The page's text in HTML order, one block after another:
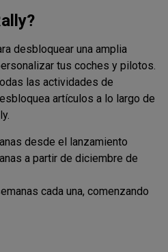
desbloquear una amplia
tus coches y pilotos.
las actividades de
artículos a lo largo de
desde el lanzamiento
a partir de diciembre de
cada una, comenzando